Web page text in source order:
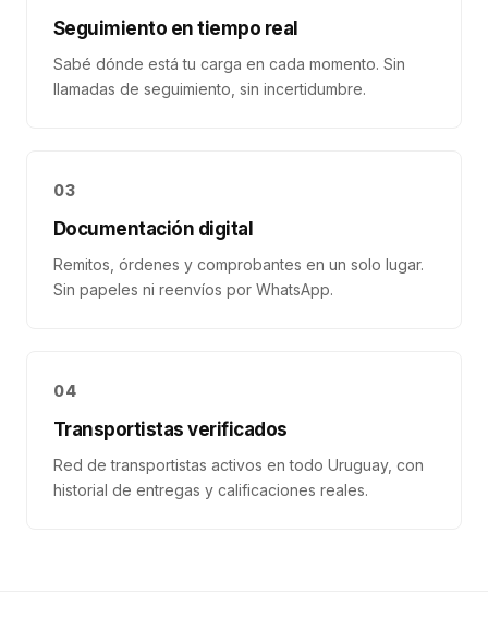
Seguimiento en tiempo real
Sabé dónde está tu carga en cada momento. Sin
llamadas de seguimiento, sin incertidumbre.
03
Documentación digital
Remitos, órdenes y comprobantes en un solo lugar.
Sin papeles ni reenvíos por WhatsApp.
04
Transportistas verificados
Red de transportistas activos en todo Uruguay, con
historial de entregas y calificaciones reales.